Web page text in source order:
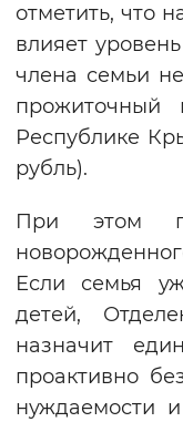
отметить, что
влияет
члена семьи
Республике
рубль).
При этом
Если семья
детей,
назначит
проактивно
нуждаемости